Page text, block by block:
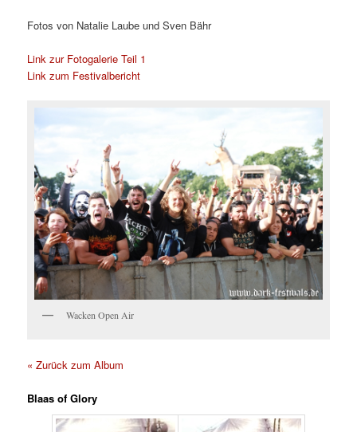
Fotos von Natalie Laube und Sven Bähr
Link zur Fotogalerie Teil 1
Link zum Festivalbericht
Wacken Open Air
« Zurück zum Album
Blaas of Glory